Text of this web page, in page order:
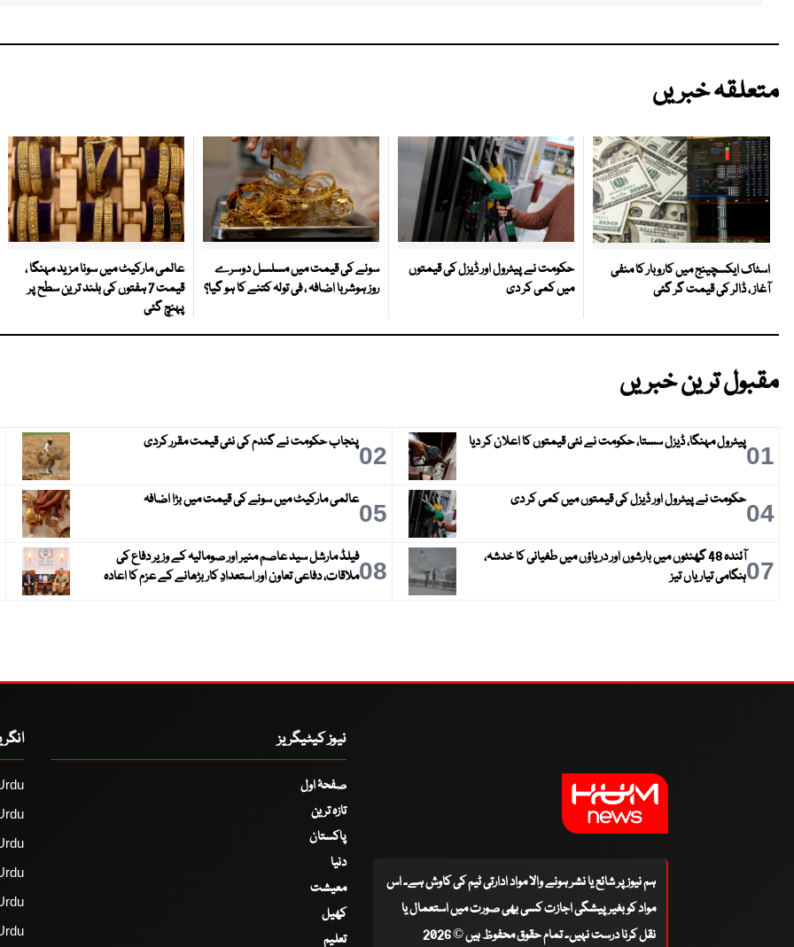
متعلقہ خبریں
اسٹاک ایکسچینج میں کاروبار کا منفی
آغاز ، ڈالر کی قیمت گر گئی
حکومت نے پیٹرول اور ڈیزل کی قیمتوں
میں کمی کر دی
سونے کی قیمت میں مسلسل دوسرے
روز ہوشربا اضافہ ، فی تولہ کتنے کا ہو گیا؟
عالمی مارکیٹ میں سونا مزید مہنگا ،
قیمت 7 ہفتوں کی بلند ترین سطح پر
پہنچ گئی
مقبول ترین خبریں
01پیٹرول مہنگا، ڈیزل سستا، حکومت نے نئی قیمتوں کا اعلان کر دیا 02پنجاب حکومت نے گندم کی نئی قیمت مقرر کردی
04حکومت نے پیٹرول اور ڈیزل کی قیمتوں میں کمی کر دی 05عالمی مارکیٹ میں سونے کی قیمت میں بڑا اضافہ
07
آئندہ 48 گھنٹوں میں بارشوں اور دریاؤں میں طغیانی کا خدشہ،
ہنگامی تیاریاں تیز
08فیلڈ مارشل سید عاصم منیر اور صومالیہ کے وزیر دفاع کی
ملاقات، دفاعی تعاون اور استعدادِ کار بڑھانے کے عزم کا اعادہ
ہم نیوز پر شائع یا نشر ہونے والا مواد ادارتی ٹیم کی کاوش ہے۔ اس
مواد کو بغیر پیشگی اجازت کسی بھی صورت میں استعمال یا
نقل کرنا درست نہیں۔ تمام حقوق محفوظ ہیں © 2026
نیوز کیٹیگریز
صفحۂ اول
تازہ ترین
پاکستان
دنیا
معیشت
کھیل
تعلیم